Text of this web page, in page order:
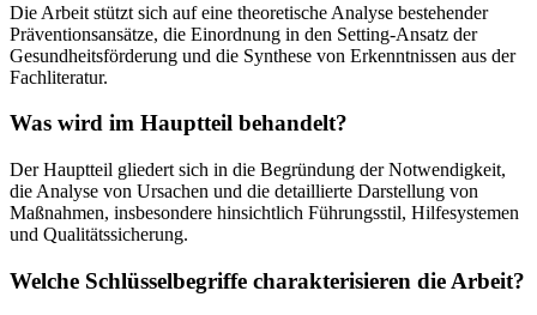
Die Arbeit stützt sich auf eine theoretische Analyse bestehender
Präventionsansätze, die Einordnung in den Setting-Ansatz der
Gesundheitsförderung und die Synthese von Erkenntnissen aus der
Fachliteratur.
Was wird im Hauptteil behandelt?
Der Hauptteil gliedert sich in die Begründung der Notwendigkeit,
die Analyse von Ursachen und die detaillierte Darstellung von
Maßnahmen, insbesondere hinsichtlich Führungsstil, Hilfesystemen
und Qualitätssicherung.
Welche Schlüsselbegriffe charakterisieren die Arbeit?